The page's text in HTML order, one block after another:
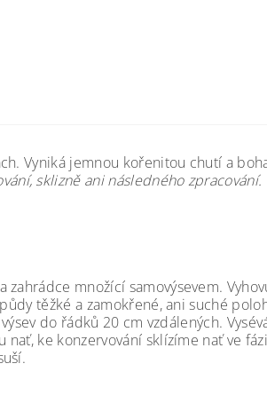
Vyniká jemnou kořenitou chutí a
sklizně ani následného zpracování.
množící samovýsevem.
těžké a zamokřené, ani suché
do řádků 20 cm vzdálených.
nať, ke konzervování sklízíme nať ve fázi